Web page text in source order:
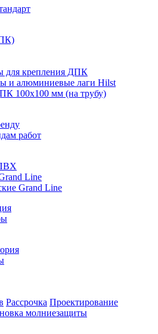
для крепления ДПК
и алюминиевые лаги Hilst
100х100 мм (на трубу)
работ
Line
Grand Line
Рассрочка Проектирование
молниезащиты